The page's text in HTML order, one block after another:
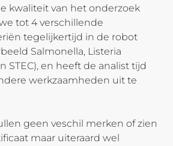
kwaliteit van het onderzoek
tot 4 verschillende
tegelijkertijd in de robot
Salmonella, Listeria
STEC), en heeft de analist tijd
werkzaamheden uit te
geen veschil merken of zien
maar uiteraard wel